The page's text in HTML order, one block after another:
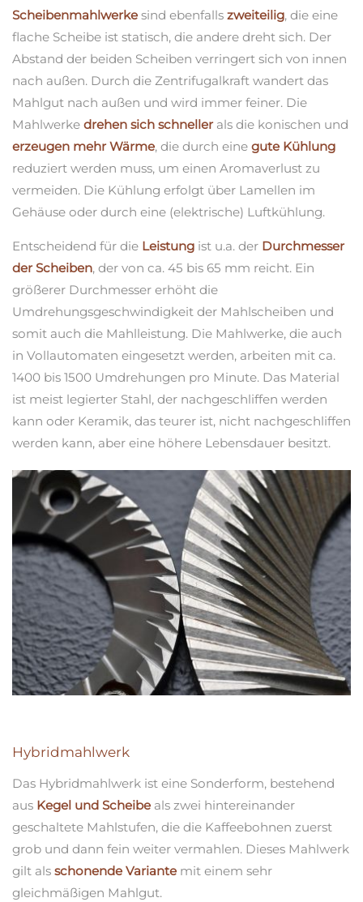
Scheibenmahlwerke sind ebenfalls zweiteilig, die eine
flache Scheibe ist statisch, die andere dreht sich. Der
Abstand der beiden Scheiben verringert sich von innen
nach außen. Durch die Zentrifugalkraft wandert das
Mahlgut nach außen und wird immer feiner. Die
Mahlwerke drehen sich schnellerals die konischen und
erzeugen mehr Wärme, die durch eine gute Kühlung
reduziert werden muss, um einen Aromaverlust zu
vermeiden. Die Kühlung erfolgt über Lamellen im
Gehäuse oder durch eine (elektrische) Luftkühlung.
Entscheidend für die Leistung ist u.a. der Durchmesser
der Scheiben, der von ca. 45 bis 65 mm reicht. Ein
größerer Durchmesser erhöht die
Umdrehungsgeschwindigkeit der Mahlscheiben und
somit auch die Mahlleistung. Die Mahlwerke, die auch
in Vollautomaten eingesetzt werden, arbeiten mit ca.
1400 bis 1500 Umdrehungen pro Minute. Das Material
ist meist legierter Stahl, der nachgeschliffen werden
kann oder Keramik, das teurer ist, nicht nachgeschliffen
werden kann, aber eine höhere Lebensdauer besitzt.
Hybridmahlwerk
Das Hybridmahlwerk ist eine Sonderform, bestehend
aus Kegel und Scheibe als zwei hintereinander
geschaltete Mahlstufen, die die Kaffeebohnen zuerst
grob und dann fein weiter vermahlen. Dieses Mahlwerk
gilt als schonende Variante mit einem sehr
gleichmäßigen Mahlgut.